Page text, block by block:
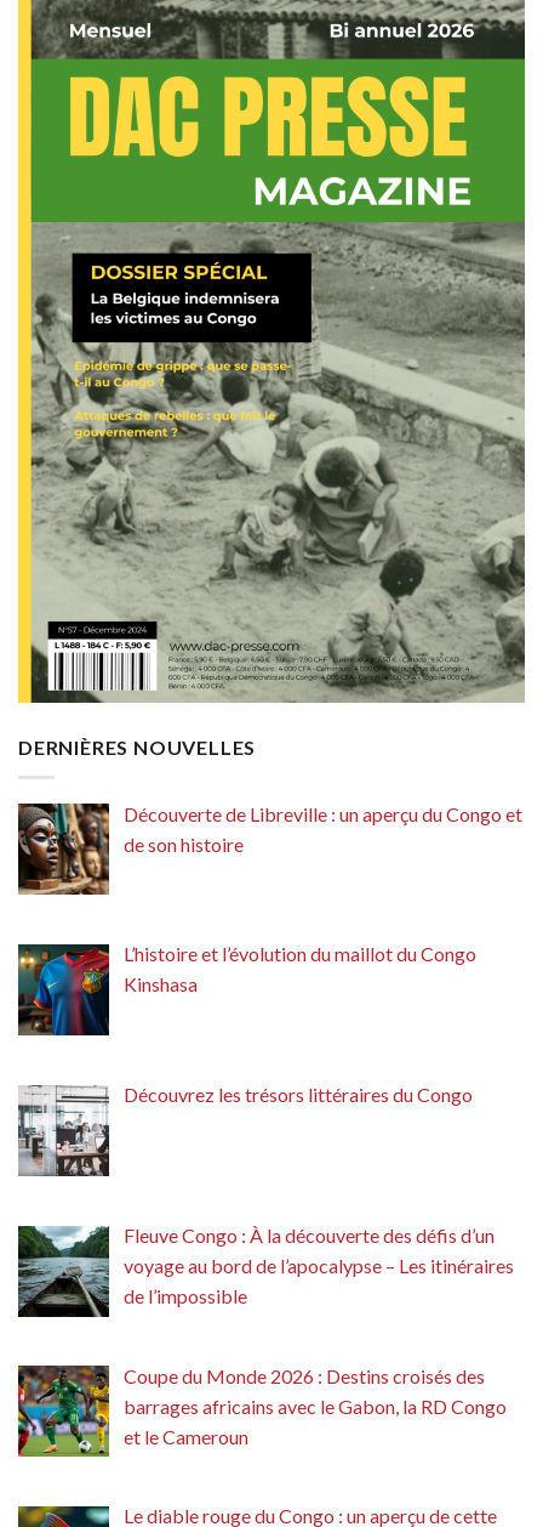
DERNIÈRES NOUVELLES
Découverte de Libreville : un aperçu du Congo et
de son histoire
L’histoire et l’évolution du maillot du Congo
Kinshasa
Découvrez les trésors littéraires du Congo
Fleuve Congo : À la découverte des défis d’un
voyage au bord de l’apocalypse – Les itinéraires
de l’impossible
Coupe du Monde 2026 : Destins croisés des
barrages africains avec le Gabon, la RD Congo
et le Cameroun
Le diable rouge du Congo : un aperçu de cette